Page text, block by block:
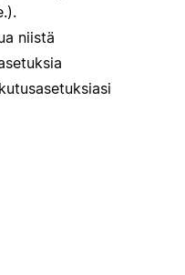
niistä